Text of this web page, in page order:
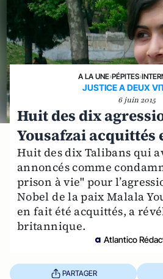
A LA UNE›PÉPITES›
JUSTICE A DEUX
6 juin 2015
Huit des dix
Yousafzai acquittés
Huit des dix Talibans qui
annoncés comme
prison à vie" pour
Nobel de la paix Malala
en fait été acquittés, a
britannique.
Atlantico
PARTAGER